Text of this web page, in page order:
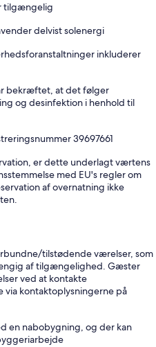
tilgængelig
delvist solenergi
inkluderer
bekræftet, at det følger
og desinfektion i henhold til
39697661
er dette underlagt værtens
med EU's regler om
af overnatning ikke
tilstødende værelser, som
af tilgængelighed. Gæster
ved at kontakte
kontaktoplysningerne på
en nabobygning, og der kan